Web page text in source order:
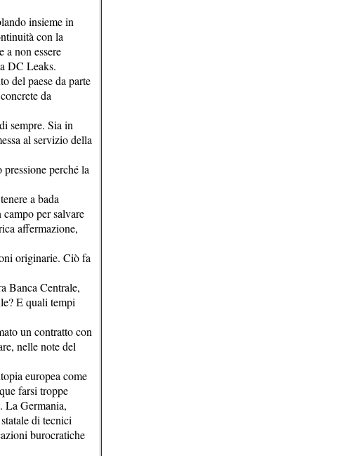
insieme in
con la
non essere
DC Leaks.
del paese da parte
da
sempre. Sia in
al servizio della
perché la
a bada
per salvare
affermazione,
originarie. Ciò fa
Banca Centrale,
E quali tempi
un contratto con
nelle note del
europea come
farsi troppe
La Germania,
di tecnici
burocratiche